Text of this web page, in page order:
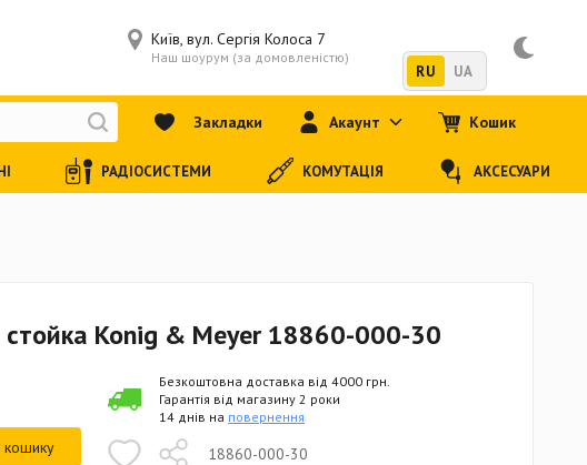
Konig & Meyer 18860-000-30
18860-000-30
Безкоштовна доставка від 4000 грн.
Гарантія від магазину 2 роки
14 днів на повернення
Київ, вул. Сергія Колоса 7
Наш шоурум (за домовленістю)
RU UA
Закладки Акаунт Кошик
РАДІОСИСТЕМИ КОМУТАЦІЯ АКСЕСУАРИ